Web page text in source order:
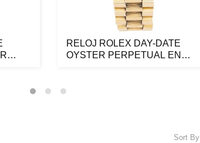
RELOJ ROLEX DAY-DATE
OYSTER PERPETUAL EN
Sort By